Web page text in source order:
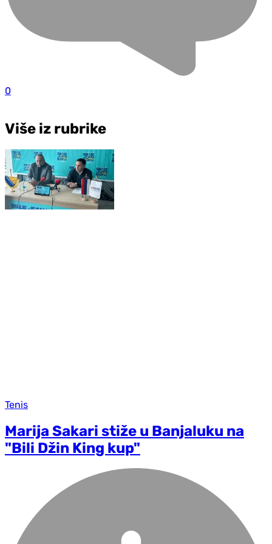
0
Više iz rubrike
Tenis
Marija Sakari stiže u Banjaluku na
"Bili Džin King kup"